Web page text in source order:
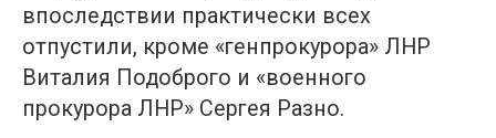
впоследствии практически всех
отпустили, кроме «генпрокурора» ЛНР
Виталия Подоброго и «военного
прокурора ЛНР» Сергея Разно.